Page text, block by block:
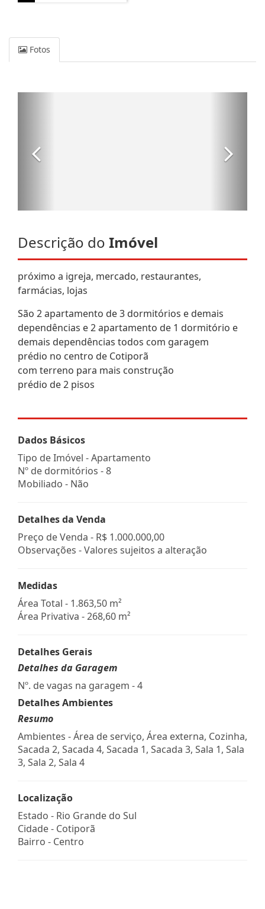
Fotos
Descrição do Imóvel
próximo a igreja, mercado, restaurantes,
farmácias, lojas
São 2 apartamento de 3 dormitórios e demais
dependências e 2 apartamento de 1 dormitório e
demais dependências todos com garagem
prédio no centro de Cotiporã
com terreno para mais construção
prédio de 2 pisos
Dados Básicos
Tipo de Imóvel - Apartamento
Nº de dormitórios - 8
Mobiliado - Não
Detalhes da Venda
Preço de Venda - R$ 1.000.000,00
Observações - Valores sujeitos a alteração
Medidas
Área Total - 1.863,50 m²
Área Privativa - 268,60 m²
Detalhes Gerais
Detalhes da Garagem
Nº. de vagas na garagem - 4
Detalhes Ambientes
Resumo
Ambientes - Área de serviço, Área externa, Cozinha,
Sacada 2, Sacada 4, Sacada 1, Sacada 3, Sala 1, Sala
3, Sala 2, Sala 4
Localização
Estado - Rio Grande do Sul
Cidade - Cotiporã
Bairro - Centro